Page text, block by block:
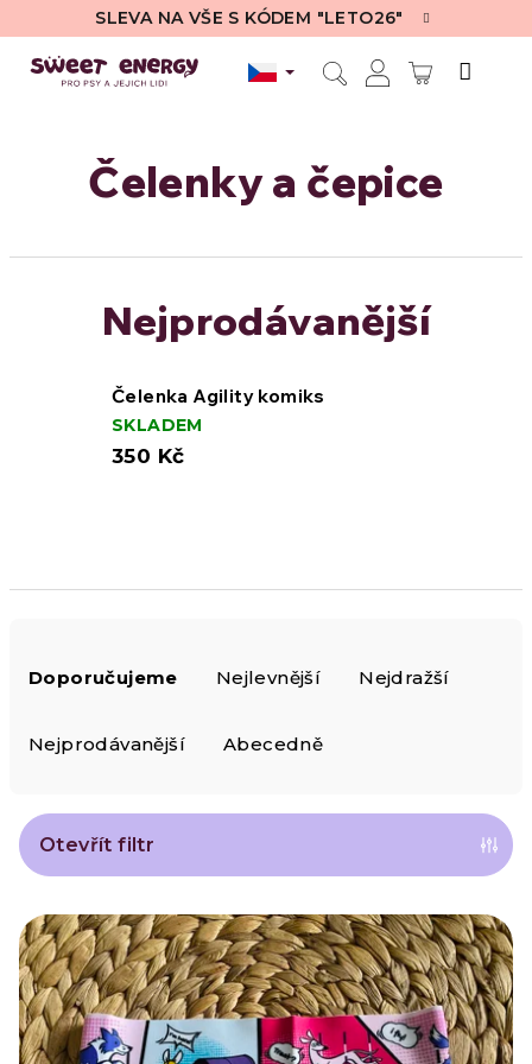
obsah
SLEVA NA VŠE S KÓDEM "LETO26"
Čelenky a čepice
Nejprodávanější
Čelenka Agility komiks
SKLADEM
350 Kč
n
p
r
o
Doporučujeme Nejlevnější Nejdražší
Nejprodávanější Abecedně
Otevřít filtr
V
ý
p